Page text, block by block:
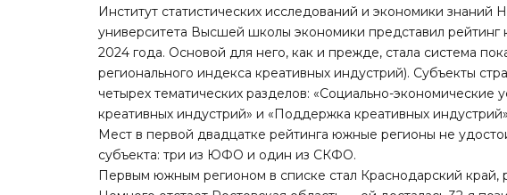
Институт статистических исследований и экономики знаний
университета Высшей школы экономики представил рейтинг
2024 года. Основой для него, как и прежде, стала система
регионального индекса креативных индустрий). Субъекты
четырех тематических разделов: «Социально-экономические
креативных индустрий» и «Поддержка креативных
Мест в первой двадцатке рейтинга южные регионы не
субъекта: три из ЮФО и один из СКФО.
Первым южным регионом в списке стал Краснодарский край,